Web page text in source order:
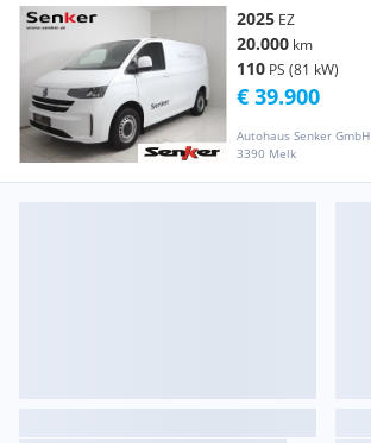
2025 EZ
20.000 km
110 PS (81 kW)
Autohaus Senker GmbH
3390 Melk
€ 39.900